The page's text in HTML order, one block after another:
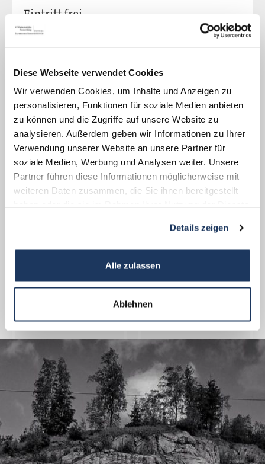
Diese Webseite verwendet Cookies
Wir verwenden Cookies, um Inhalte und Anzeigen zu
personalisieren, Funktionen für soziale Medien anbieten
zu können und die Zugriffe auf unsere Website zu
analysieren. Außerdem geben wir Informationen zu Ihrer
Verwendung unserer Website an unsere Partner für
soziale Medien, Werbung und Analysen weiter. Unsere
Partner führen diese Informationen möglicherweise mit
weiteren Daten zusammen, die Sie ihnen bereitgestellt
Details zeigen
Alle zulassen
Ablehnen
Eintritt frei
www.fotoklub.org